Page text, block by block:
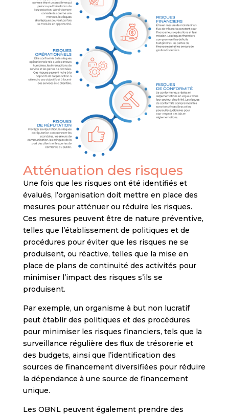
Atténuation des risques
Une fois que les risques ont été identifiés et
évalués, l’organisation doit mettre en place des
mesures pour atténuer ou réduire les risques.
Ces mesures peuvent être de nature préventive,
telles que l’établissement de politiques et de
procédures pour éviter que les risques ne se
produisent, ou réactive, telles que la mise en
place de plans de continuité des activités pour
minimiser l’impact des risques s’ils se
produisent.
Par exemple, un organisme à but non lucratif
peut établir des politiques et des procédures
pour minimiser les risques financiers, tels que la
surveillance régulière des flux de trésorerie et
des budgets, ainsi que l’identification des
sources de financement diversifiées pour réduire
la dépendance à une source de financement
unique.
Les OBNL peuvent également prendre des